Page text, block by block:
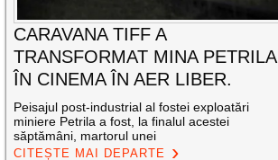
CARAVANA TIFF A
TRANSFORMAT MINA PETRILA
ÎN CINEMA ÎN AER LIBER.
Peisajul post-industrial al fostei exploatări
miniere Petrila a fost, la finalul acestei
săptămâni, martorul unei
CITEȘTE MAI DEPARTE